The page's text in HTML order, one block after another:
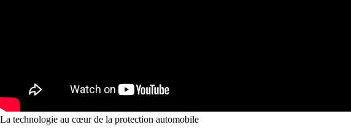
La technologie au cœur de la protection automobile